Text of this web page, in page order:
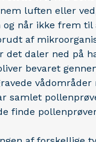
luften eller
når ikke frem
af
det daler ned på
bevaret
samlet
finde